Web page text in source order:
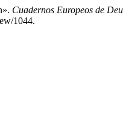
Cuadernos Europeos de
1044.